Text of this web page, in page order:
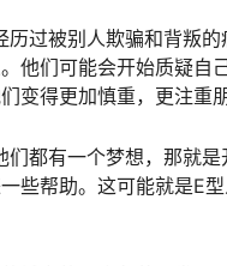
历过被别人欺骗和背叛
他们可能会开始质疑自
变得更加慎重，更注重
都有一个梦想，那就
些帮助。这可能就是E